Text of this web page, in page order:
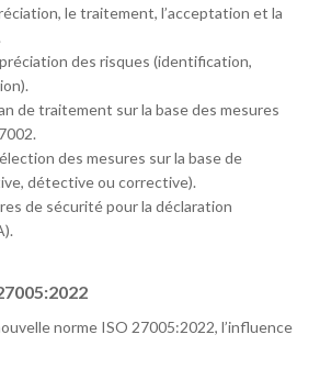
le traitement, l’acceptation et la
des risques (identification,
de traitement sur la base des mesures
des mesures sur la base de
détective ou corrective).
de sécurité pour la déclaration
norme ISO 27005:2022, l’influence